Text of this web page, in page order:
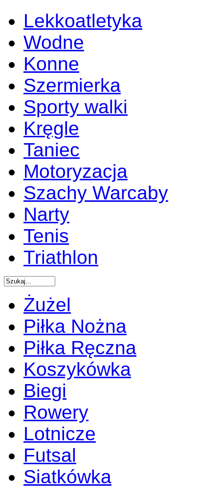
Lekkoatletyka
Wodne
Konne
Szermierka
Sporty walki
Kręgle
Taniec
Motoryzacja
Szachy Warcaby
Narty
Tenis
Triathlon
Żużel
Piłka Nożna
Piłka Ręczna
Koszykówka
Biegi
Rowery
Lotnicze
Futsal
Siatkówka